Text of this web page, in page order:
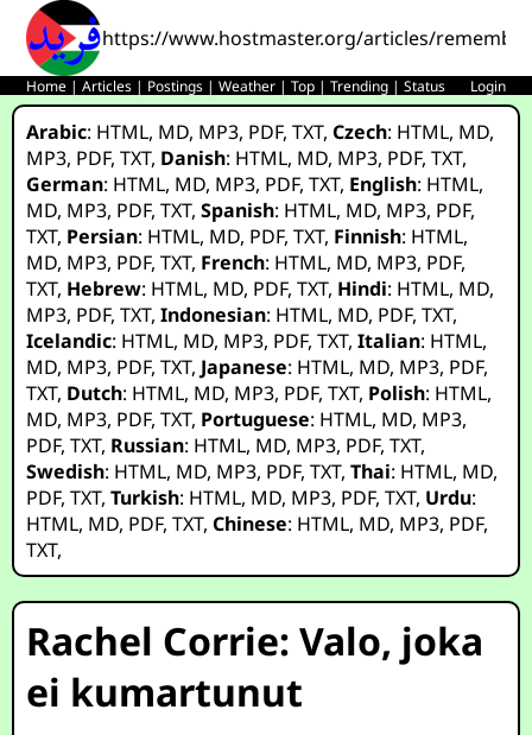
https://www.hostmaster.org/articles/
Home |Articles | Postings |Weather |Top |Trending |Status Login
Arabic: HTML, MD, MP3, PDF,TXT,Czech: HTML, MD,
MP3, PDF,TXT, Danish: HTML, MD, MP3, PDF,TXT,
German: HTML, MD, MP3, PDF,TXT, English: HTML,
MD, MP3, PDF,TXT,Spanish: HTML, MD, MP3, PDF,
TXT, Persian: HTML, MD, PDF,TXT, Finnish: HTML,
MD, MP3, PDF,TXT, French: HTML, MD, MP3, PDF,
TXT, Hebrew: HTML, MD, PDF,TXT, Hindi: HTML, MD,
MP3, PDF,TXT,Indonesian: HTML, MD, PDF,TXT,
Icelandic: HTML, MD, MP3, PDF,TXT,Italian: HTML,
MD, MP3, PDF,TXT, Japanese: HTML, MD, MP3, PDF,
TXT, Dutch: HTML, MD, MP3, PDF,TXT, Polish: HTML,
MD, MP3, PDF,TXT, Portuguese: HTML, MD, MP3,
PDF,TXT, Russian: HTML, MD, MP3, PDF,TXT,
Swedish: HTML, MD, MP3, PDF,TXT,Thai: HTML, MD,
PDF,TXT,Turkish: HTML, MD, MP3, PDF,TXT, Urdu:
HTML, MD, PDF,TXT,Chinese: HTML, MD, MP3, PDF,
TXT,
Rachel Corrie: Valo, joka
ei kumartunut